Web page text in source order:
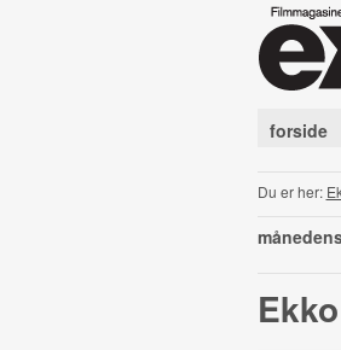
forside
Du er her: